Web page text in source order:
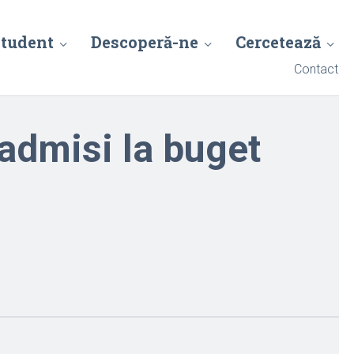
Descoperă-ne Cercetează
Contact
la buget